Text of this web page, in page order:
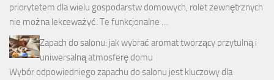
priorytetem dla wielu gospodarstw domowych, rolet zewnętrznych
nie można lekceważyć. Te funkcjonalne …
Zapach do salonu: jak wybrać aromat tworzący przytulną i
uniwersalną atmosferę domu
Wybór odpowiedniego zapachu do salonu jest kluczowy dla